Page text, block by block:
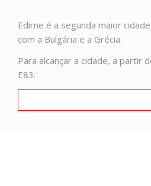
Edirne é a segunda maior
com a Bulgária e a Grécia.
Para alcançar a cidade, a partir
E83.